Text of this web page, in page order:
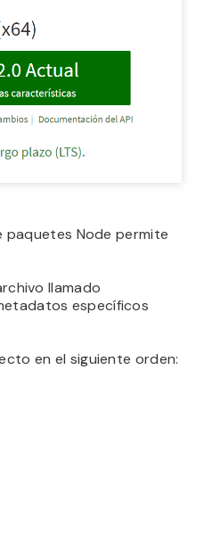
paquetes Node permite
llamado
específicos
en el siguiente orden: